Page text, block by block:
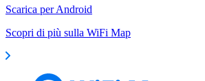
Scarica per Android
Scopri di più sulla WiFi Map